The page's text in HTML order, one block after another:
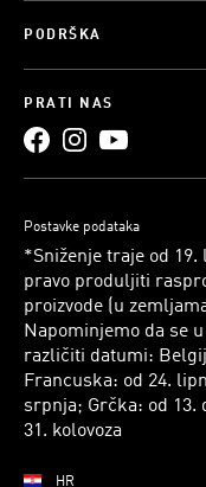
PODRŠKA
PRATI NAS
Postavke podataka
*Sniženje traje od 19.
pravo produljiti
proizvode (u
Napominjemo da se
različiti datumi:
Francuska: od 24.
srpnja; Grčka: od 13.
31. kolovoza
HR